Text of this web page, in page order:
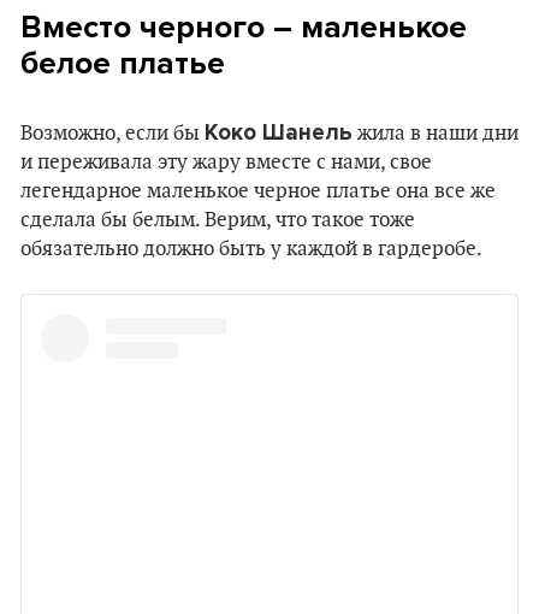
Вместо черного – маленькое
белое платье
Возможно, если бы Коко Шанель жила в наши дни
и переживала эту жару вместе с нами, свое
легендарное маленькое черное платье она все же
сделала бы белым. Верим, что такое тоже
обязательно должно быть у каждой в гардеробе.